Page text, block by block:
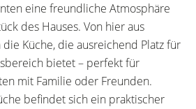
eine freundliche Atmosphäre
des Hauses. Von hier aus
Küche, die ausreichend Platz für
bietet – perfekt für
mit Familie oder Freunden.
befindet sich ein praktischer